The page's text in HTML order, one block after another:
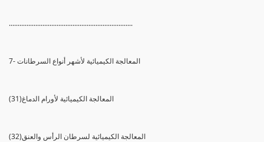
......................................................................
7- المعالجة الكيميائية لأشهر أنواع السرطانات
(31)المعالجة الكيميائية لأورام الدماغ
(32)المعالجة الكيميائية لسرطان الرأس والعنق